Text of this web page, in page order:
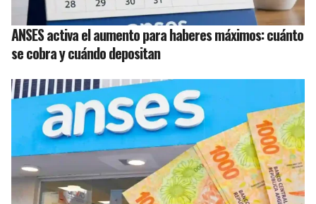
ANSES activa el aumento para haberes máximos: cuánto
se cobra y cuándo depositan